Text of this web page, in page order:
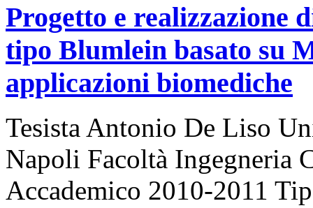
Progetto e realizzazione
tipo Blumlein basato su
applicazioni biomediche
Tesista Antonio De Liso
Napoli Facoltà Ingegneria
Accademico 2010-2011